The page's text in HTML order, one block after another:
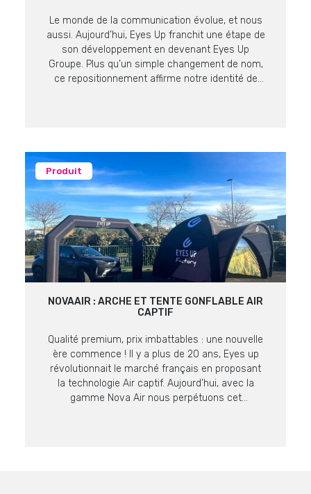
Le monde de la communication évolue, et nous
aussi. Aujourd’hui, Eyes Up franchit une étape de
son développement en devenant Eyes Up
Groupe. Plus qu’un simple changement de nom,
ce repositionnement affirme notre identité de
Produit
NOVAAIR : ARCHE ET TENTE GONFLABLE AIR
CAPTIF
Qualité premium, prix imbattables : une nouvelle
ère commence ! Il y a plus de 20 ans, Eyes up
révolutionnait le marché français en proposant
la technologie Air captif. Aujourd’hui, avec la
gamme Nova Air nous perpétuons cet